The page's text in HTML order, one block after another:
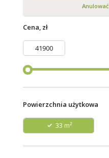
Anulować
Cena, zł
Powierzchnia użytkowa
33 m²